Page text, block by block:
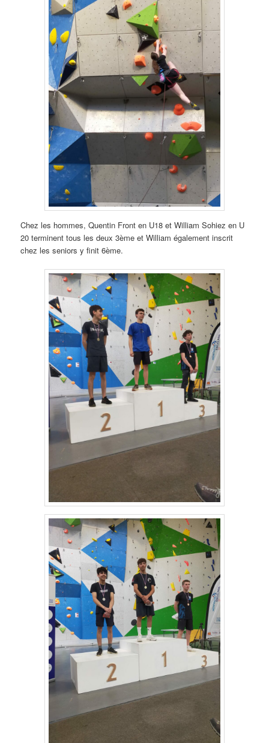
Chez les hommes, Quentin Front en U18 et William Sohiez en U
20 terminent tous les deux 3ème et William également inscrit
chez les seniors y finit 6ème.